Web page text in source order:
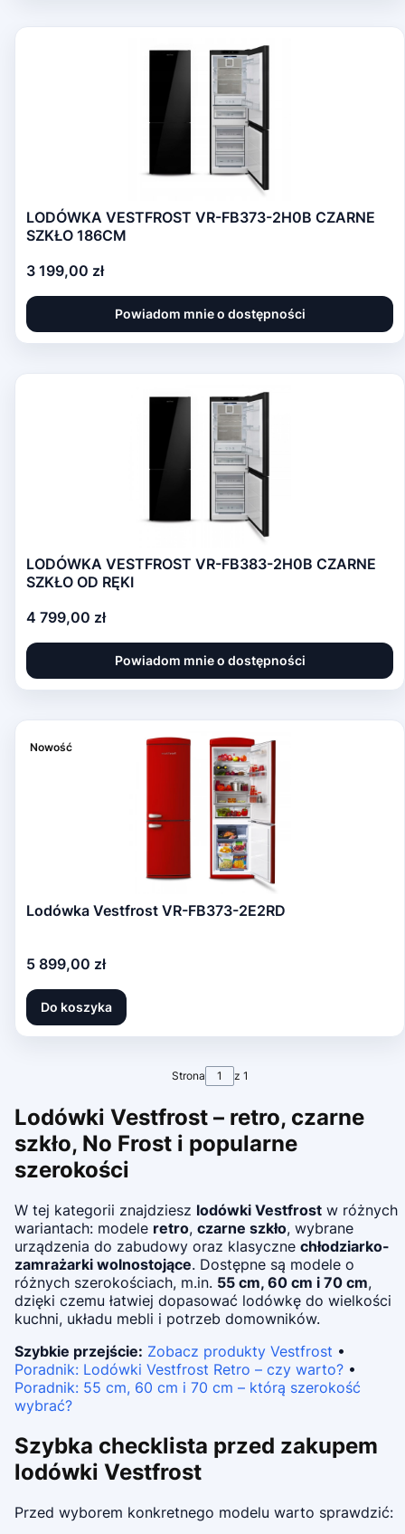
LODÓWKA VESTFROST VR-FB373-2H0B CZARNE
SZKŁO 186CM
Cena
3 199,00 zł
Powiadom mnie o dostępności
LODÓWKA VESTFROST VR-FB383-2H0B CZARNE
SZKŁO OD RĘKI
Cena
4 799,00 zł
Powiadom mnie o dostępności
Nowość
Lodówka Vestfrost VR-FB373-2E2RD
Cena
5 899,00 zł
Do koszyka
Strona z 1
Lodówki Vestfrost – retro, czarne
szkło, No Frost i popularne
szerokości
W tej kategorii znajdziesz lodówki Vestfrost w różnych
wariantach: modele retro, czarne szkło, wybrane
urządzenia do zabudowy oraz klasyczne chłodziarko-
zamrażarki wolnostojące. Dostępne są modele o
różnych szerokościach, m.in. 55 cm, 60 cm i 70 cm,
dzięki czemu łatwiej dopasować lodówkę do wielkości
kuchni, układu mebli i potrzeb domowników.
Szybkie przejście: Zobacz produkty Vestfrost •
Poradnik: Lodówki Vestfrost Retro – czy warto? •
Poradnik: 55 cm, 60 cm i 70 cm – którą szerokość
wybrać?
Szybka checklista przed zakupem
lodówki Vestfrost
Przed wyborem konkretnego modelu warto sprawdzić: